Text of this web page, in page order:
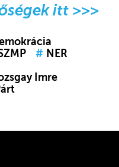
itt >>>
# NER
Imre